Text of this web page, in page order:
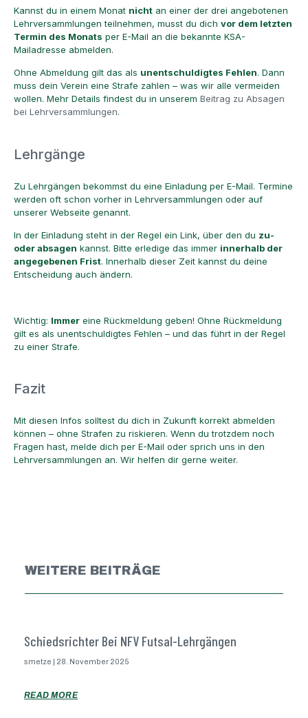
Kannst du in einem Monat nicht an einer der drei angebotenen
Lehrversammlungen teilnehmen, musst du dich vor dem letzten
Termin des Monats per E-Mail an die bekannte KSA-
Mailadresse abmelden.
Ohne Abmeldung gilt das als unentschuldigtes Fehlen. Dann
muss dein Verein eine Strafe zahlen – was wir alle vermeiden
wollen. Mehr Details findest du in unserem Beitrag zu Absagen
bei Lehrversammlungen.
Lehrgänge
Zu Lehrgängen bekommst du eine Einladung per E-Mail. Termine
werden oft schon vorher in Lehrversammlungen oder auf
unserer Webseite genannt.
In der Einladung steht in der Regel ein Link, über den du zu-
oder absagen kannst. Bitte erledige das immer innerhalb der
angegebenen Frist. Innerhalb dieser Zeit kannst du deine
Entscheidung auch ändern.
Wichtig: Immer eine Rückmeldung geben! Ohne Rückmeldung
gilt es als unentschuldigtes Fehlen – und das führt in der Regel
zu einer Strafe.
Fazit
Mit diesen Infos solltest du dich in Zukunft korrekt abmelden
können – ohne Strafen zu riskieren. Wenn du trotzdem noch
Fragen hast, melde dich per E-Mail oder sprich uns in den
Lehrversammlungen an. Wir helfen dir gerne weiter.
WEITERE BEITRÄGE
Schiedsrichter Bei NFV Futsal-Lehrgängen
smetze 28. November 2025
READ MORE